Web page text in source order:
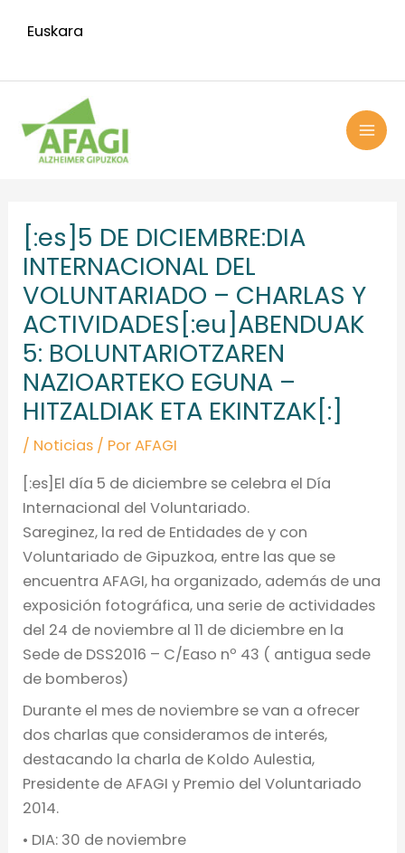
Euskara
[:es]5 DE DICIEMBRE:DIA
INTERNACIONAL DEL
VOLUNTARIADO – CHARLAS Y
ACTIVIDADES[:eu]ABENDUAK
5: BOLUNTARIOTZAREN
NAZIOARTEKO EGUNA –
HITZALDIAK ETA EKINTZAK[:]
/ Noticias / PorAFAGI
[:es]El día 5 de diciembre se celebra el Día
Internacional del Voluntariado.
Sareginez, la red de Entidades de y con
Voluntariado de Gipuzkoa, entre las que se
encuentra AFAGI, ha organizado, además de una
exposición fotográfica, una serie de actividades
del 24 de noviembre al 11 de diciembre en la
Sede de DSS2016 – C/Easo nº 43 ( antigua sede
de bomberos)
Durante el mes de noviembre se van a ofrecer
dos charlas que consideramos de interés,
destacando la charla de Koldo Aulestia,
Presidente de AFAGI y Premio del Voluntariado
2014.
• DIA: 30 de noviembre
entradas